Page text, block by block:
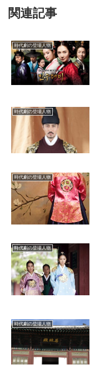
関連記事
時代劇の登場人物
時代劇の登場人物
時代劇の登場人物
時代劇の登場人物
時代劇の登場人物